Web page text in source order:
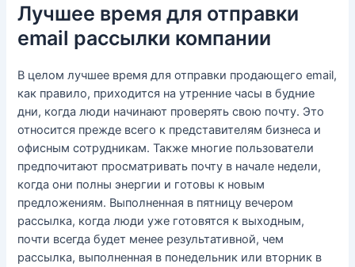
Лучшее время для отправки
email рассылки компании
В целом лучшее время для отправки продающего email,
как правило, приходится на утренние часы в будние
дни, когда люди начинают проверять свою почту. Это
относится прежде всего к представителям бизнеса и
офисным сотрудникам. Также многие пользователи
предпочитают просматривать почту в начале недели,
когда они полны энергии и готовы к новым
предложениям. Выполненная в пятницу вечером
рассылка, когда люди уже готовятся к выходным,
почти всегда будет менее результативной, чем
рассылка, выполненная в понедельник или вторник в